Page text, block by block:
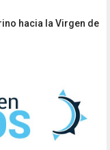
hacia la Virgen de